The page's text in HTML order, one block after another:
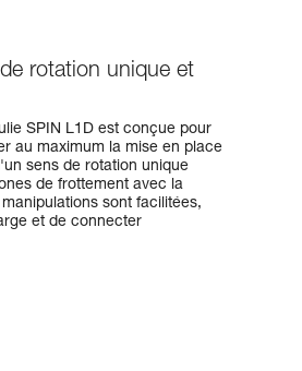
rotation unique et
SPIN L1D est conçue pour
au maximum la mise en place
sens de rotation unique
de frottement avec la
sont facilitées,
et de connecter